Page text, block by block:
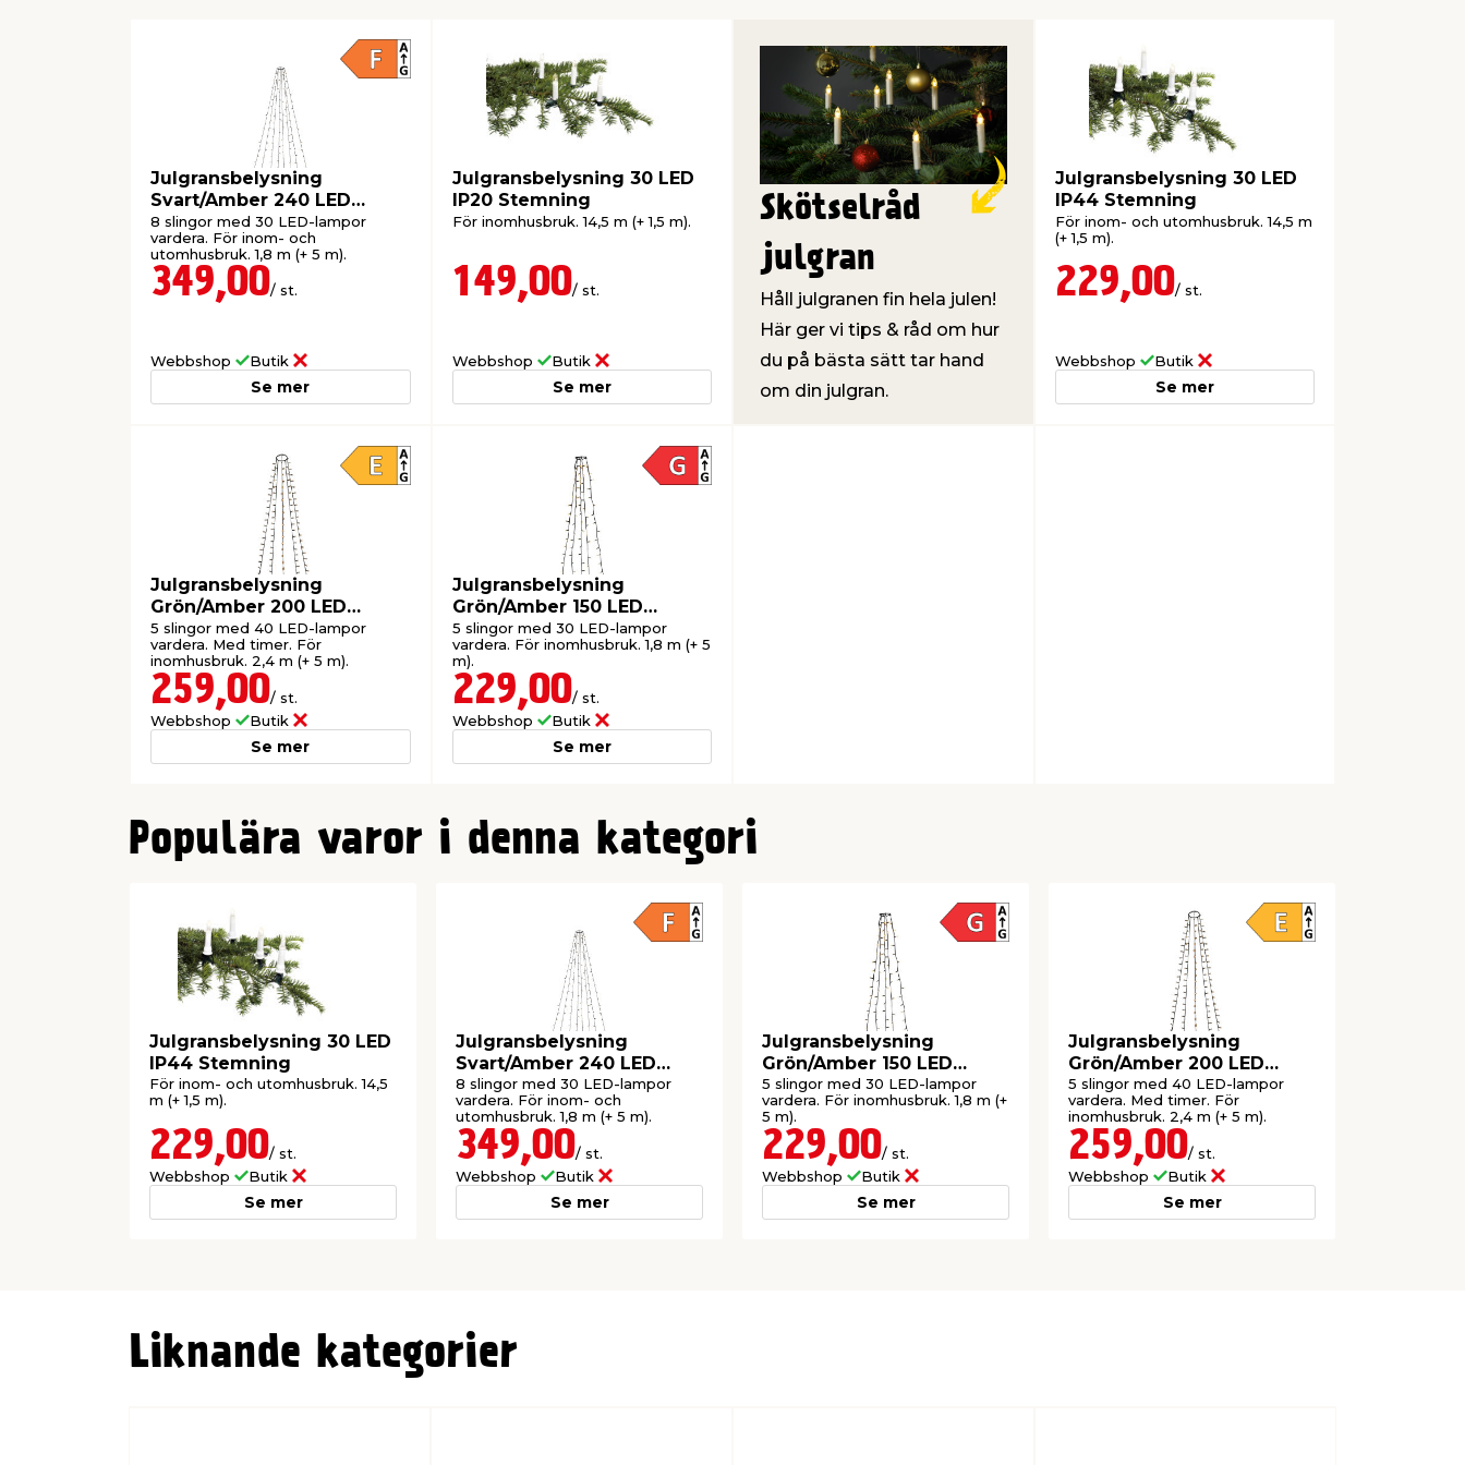
Julgransbelysning
Svart/Amber 240 LED
Konstsmide
8 slingor med 30 LED-lampor
vardera. För inom- och
utomhusbruk. 1,8 m (+ 5 m).
349,00/ st.
Webbshop Butik
Se mer
Julgransbelysning 30 LED
IP20 Stemning
För inomhusbruk. 14,5 m (+ 1,5 m).
149,00/ st.
Webbshop Butik
Se mer
Skötselråd
julgran
Håll julgranen fin hela julen!
Här ger vi tips & råd om hur
du på bästa sätt tar hand
om din julgran.
Julgransbelysning 30 LED
IP44 Stemning
För inom- och utomhusbruk. 14,5 m
(+ 1,5 m).
229,00/ st.
Webbshop Butik
Se mer
Julgransbelysning
Grön/Amber 200 LED
Konstsmide
5 slingor med 40 LED-lampor
vardera. Med timer. För
inomhusbruk. 2,4 m (+ 5 m).
259,00/ st.
Webbshop
Butik
Se mer
Julgransbelysning
Grön/Amber 150 LED
Konstsmide
5 slingor med 30 LED-lampor
vardera. För inomhusbruk. 1,8 m (+ 5
m).
229,00/ st.
Webbshop
Butik
Se mer
Populära varor i denna kategori
Julgransbelysning 30 LED
IP44 Stemning
För inom- och utomhusbruk. 14,5
m (+ 1,5 m).
229,00/ st.
Webbshop
Butik
Se mer
Julgransbelysning
Svart/Amber 240 LED
Konstsmide
8 slingor med 30 LED-lampor
vardera. För inom- och
utomhusbruk. 1,8 m (+ 5 m).
349,00/ st.
Webbshop
Butik
Se mer
Julgransbelysning
Grön/Amber 150 LED
Konstsmide
5 slingor med 30 LED-lampor
vardera. För inomhusbruk. 1,8 m (+
5 m).
229,00/ st.
Webbshop
Butik
Se mer
Julgransbelysning
Grön/Amber 200 LED
Konstsmide
5 slingor med 40 LED-lampor
vardera. Med timer. För
inomhusbruk. 2,4 m (+ 5 m).
259,00/ st.
Webbshop
Butik
Se mer
Liknande kategorier